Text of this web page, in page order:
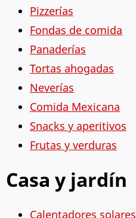
Pizzerías
Fondas de comida
Panaderías
Tortas ahogadas
Neverías
Comida Mexicana
Snacks y aperitivos
Frutas y verduras
Casa y jardín
Calentadores solares